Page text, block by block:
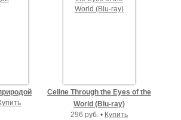
Celine Through the Eyes of the
World (Blu-ray)
296 руб. • Купить